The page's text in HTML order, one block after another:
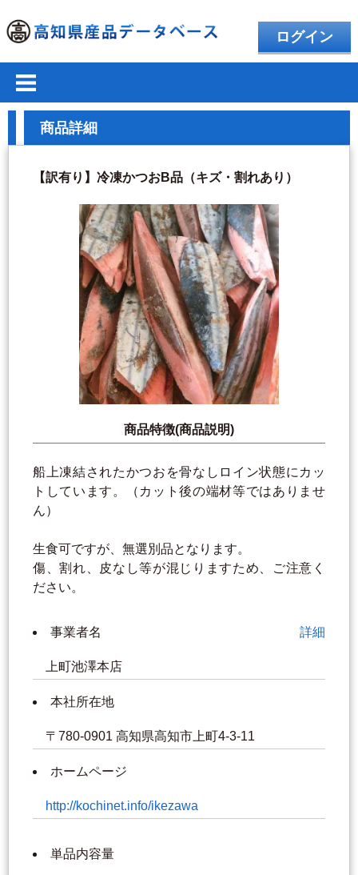
ログイン
商品詳細
【訳有り】冷凍かつおB品（キズ・割れあり）
商品特徴(商品説明)
船上凍結されたかつおを骨なしロイン状態にカッ
トしています。（カット後の端材等ではありませ
ん）
生食可ですが、無選別品となります。
傷、割れ、皮なし等が混じりますため、ご注意く
ださい。
事業者名 詳細
上町池澤本店
本社所在地
〒780-0901 高知県高知市上町4-3-11
ホームページ
http://kochinet.info/ikezawa
単品内容量